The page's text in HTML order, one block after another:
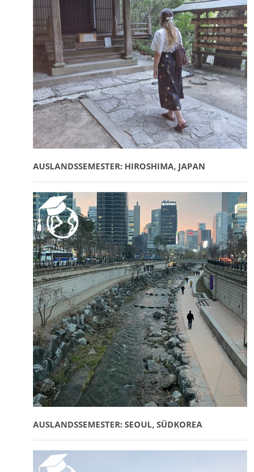
AUSLANDSSEMESTER: HIROSHIMA, JAPAN
AUSLANDSSEMESTER: SEOUL, SÜDKOREA